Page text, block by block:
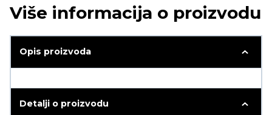
Više informacija o proizvodu
Opis proizvoda
Detalji o proizvodu